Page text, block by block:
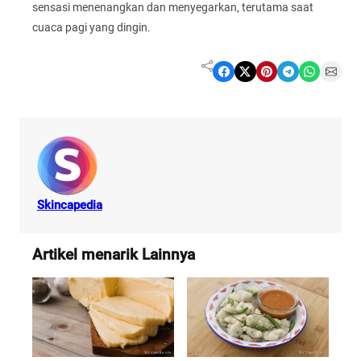
sensasi menenangkan dan menyegarkan, terutama saat
cuaca pagi yang dingin.
Share on Facebook Share on X Share on Pinterest Share on Telegram Share on WhatsApp Share on Email
Skincapedia
Artikel menarik Lainnya